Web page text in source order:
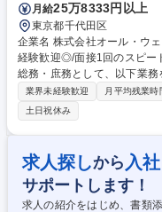
月給25万8333円以上
東京都千代田区
企業名 株式会社オール・ウェイズ 求人名 ★女性歓迎★【総務
経験歓迎◎/面接1回のスピード内定★/月
総務・庶務として、以下業
ます。 【詳細】■備品の購
契約書の整理 【当社について】CAD派遣のパイオニア的企業です。少数
精鋭で、大手ゼネコン、有
ア デザイン事務所など、ク
2008年にはデザイナーズオ
す。完全週休2日制で働きやすい環境
迎★【総務・庶務】未経験
業界未経験歓迎 月平均残業
土日祝休み
求人探しから 入
サポートします！
求人の紹介をはじめ、書類